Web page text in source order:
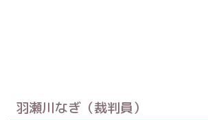
羽瀬川なぎ（裁判員）